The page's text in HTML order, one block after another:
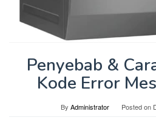
Penyebab &
Kode Error
By Administrator Posted on